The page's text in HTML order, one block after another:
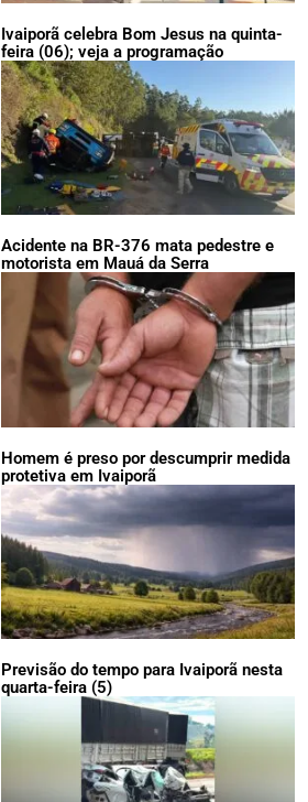
Ivaiporã celebra Bom Jesus na quinta-
feira (06); veja a programação
Acidente na BR-376 mata pedestre e
motorista em Mauá da Serra
Homem é preso por descumprir medida
protetiva em Ivaiporã
Previsão do tempo para Ivaiporã nesta
quarta-feira (5)